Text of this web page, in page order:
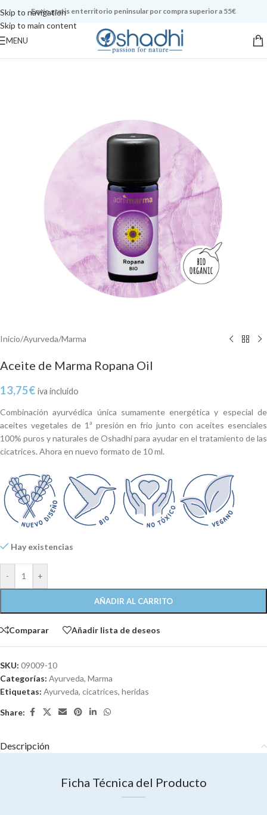
Skip to navigation
Skip to main content
Envío gratis en territorio peninsular por compra superior a 55€
MENU
Inicio/Ayurveda/Marma
Aceite de Marma Ropana Oil
13,75€ iva incluido
Combinación ayurvédica única sumamente energética y especial de
aceites vegetales de 1ª presión en frío junto con aceites esenciales
100% puros y naturales de Oshadhi para ayudar en el tratamiento de las
cicatrices. Ahora en nuevo formato de 10 ml.
Hay existencias
- +
AÑADIR AL CARRITO
Comparar Añadir lista de deseos
SKU: 09009-10
Categorías: Ayurveda, Marma
Etiquetas: Ayurveda, cicatrices, heridas
Share:
Descripción
Ficha Técnica del Producto